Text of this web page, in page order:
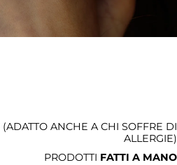
(ADATTO ANCHE A CHI SOFFRE DI
ALLERGIE)
PRODOTTI FATTI A MANO